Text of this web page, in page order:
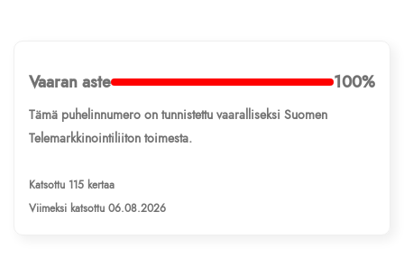
Vaaran aste 100%
Tämä puhelinnumero on tunnistettu vaaralliseksi Suomen
Telemarkkinointiliiton toimesta.
Katsottu 115 kertaa
Viimeksi katsottu 06.08.2026